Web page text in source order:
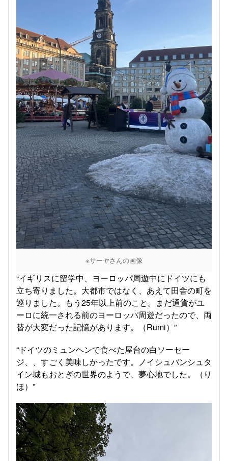
※サーヤさんの画像
“イギリスに留学中、ヨーロッパ周遊中にドイツにも
立ち寄りました。大都市ではなく、あえて田舎の町を
巡りました。もう25年以上前のこと。まだ通貨がユ
ーロに統一される前のヨーロッパ周遊だったので、両
替が大変だった記憶があります。（Rumi）”
“ドイツのミュンヘンで食べた屋台の白ソーセー
ジ、、すごく美味しかったです。ノイシュバンシュタ
イン城もおとぎの世界のようで、夢心地でした。（り
ほ）”